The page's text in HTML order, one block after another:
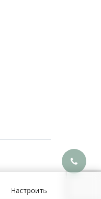
Настроить